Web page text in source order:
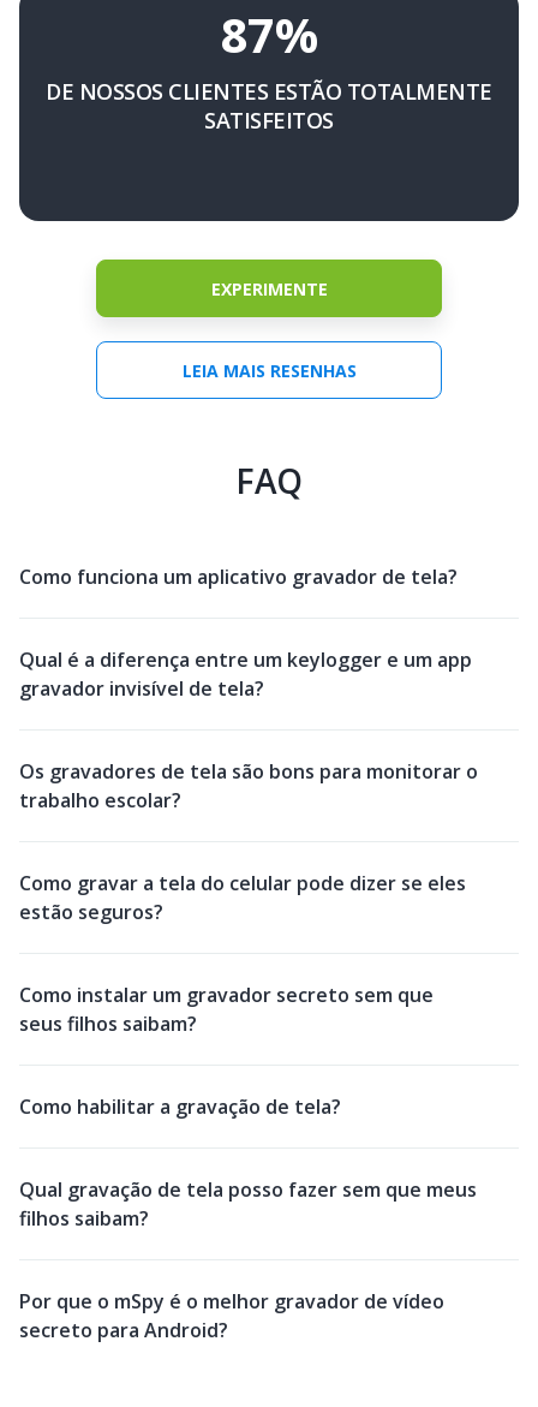
87%
DE NOSSOS CLIENTES ESTÃO TOTALMENTE
SATISFEITOS
EXPERIMENTE
LEIA MAIS RESENHAS
FAQ
Como funciona um aplicativo gravador de tela?
Qual é a diferença entre um keylogger e um app
gravador invisível de tela?
Os gravadores de tela são bons para monitorar o
trabalho escolar?
Como gravar a tela do celular pode dizer se eles
estão seguros?
Como instalar um gravador secreto sem que
seus filhos saibam?
Como habilitar a gravação de tela?
Qual gravação de tela posso fazer sem que meus
filhos saibam?
Por que o mSpy é o melhor gravador de vídeo
secreto para Android?